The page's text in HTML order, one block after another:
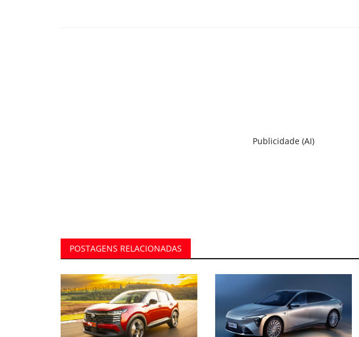
Publicidade (AI)
POSTAGENS RELACIONADAS